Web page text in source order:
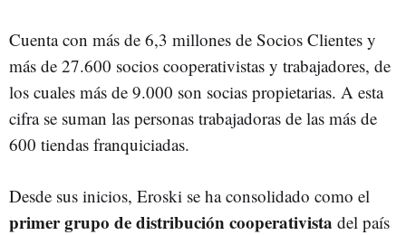
Cuenta con más de 6,3 millones de Socios Clientes y
más de 27.600 socios cooperativistas y trabajadores, de
los cuales más de 9.000 son socias propietarias. A esta
cifra se suman las personas trabajadoras de las más de
600 tiendas franquiciadas.
Desde sus inicios, Eroski se ha consolidado como el
primer grupo de distribución cooperativista del país